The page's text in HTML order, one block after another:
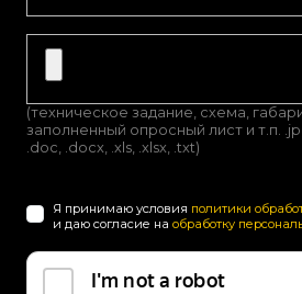
(техническое задание, схема,
заполненный опросный лист и т.п.
.doc, .docx, .xls, .xlsx, .txt)
Я принимаю условия политики
и даю согласие на обработку